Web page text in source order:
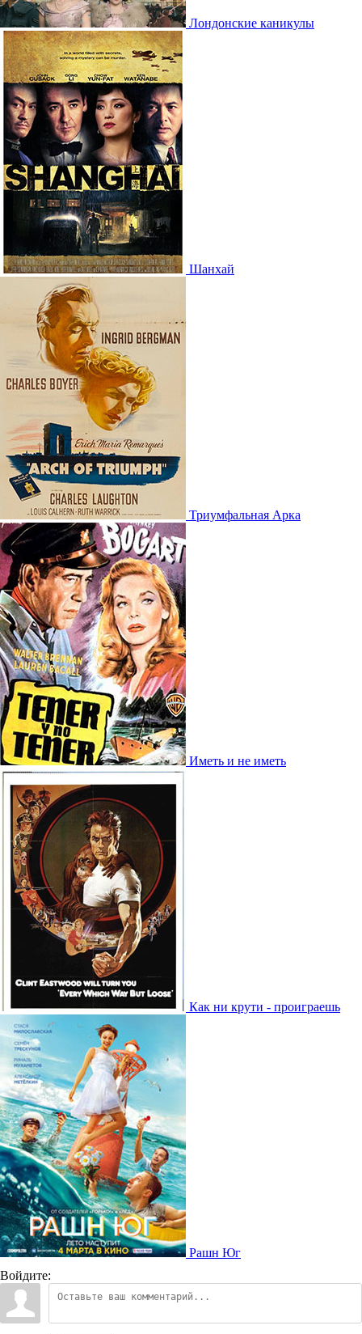
Лондонские каникулы
Шанхай
Триумфальная Арка
Иметь и не иметь
Как ни крути - проиграешь
Рашн Юг
Войдите: